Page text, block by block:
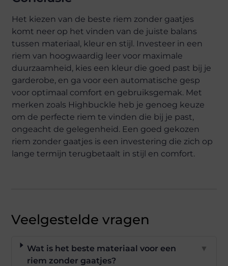
Het kiezen van de beste riem zonder gaatjes
komt neer op het vinden van de juiste balans
tussen materiaal, kleur en stijl. Investeer in een
riem van hoogwaardig leer voor maximale
duurzaamheid, kies een kleur die goed past bij je
garderobe, en ga voor een automatische gesp
voor optimaal comfort en gebruiksgemak. Met
merken zoals Highbuckle heb je genoeg keuze
om de perfecte riem te vinden die bij je past,
ongeacht de gelegenheid. Een goed gekozen
riem zonder gaatjes is een investering die zich op
lange termijn terugbetaalt in stijl en comfort.
Veelgestelde vragen
Wat is het beste materiaal voor een
riem zonder gaatjes?
▼